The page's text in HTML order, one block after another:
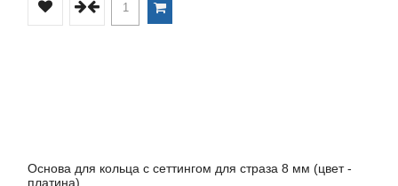
Основа для кольца с сеттингом для страза 8 мм (цвет -
платина)